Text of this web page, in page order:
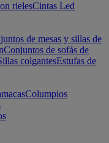
rielesCintas Led
de mesas y sillas de
Conjuntos de sofás de
colgantesEstufas de
Columpios